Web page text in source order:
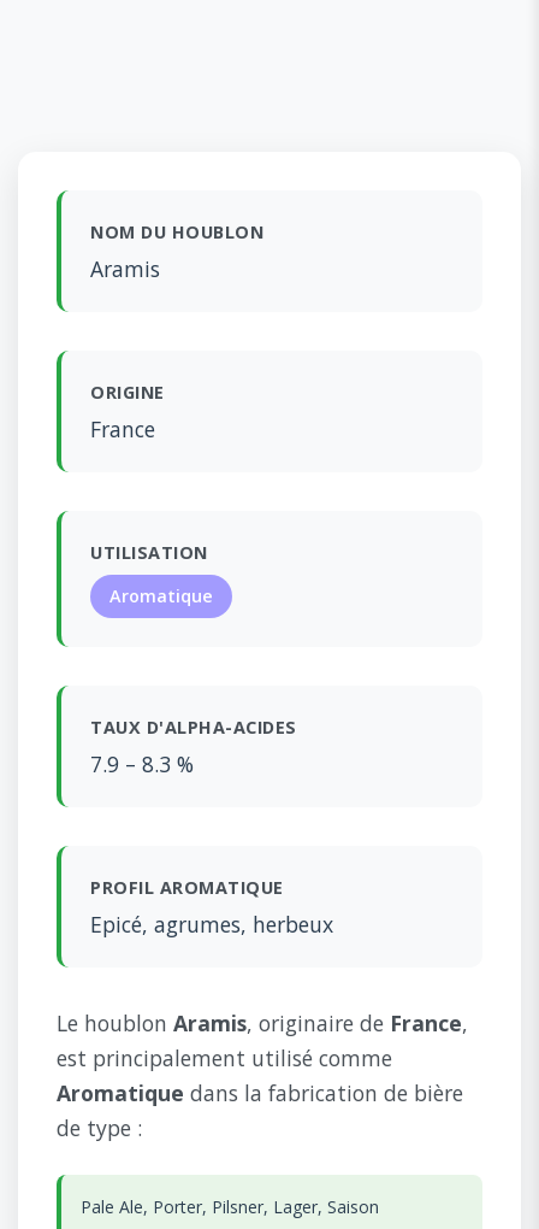
NOM DU HOUBLON
Aramis
ORIGINE
France
UTILISATION
Aromatique
TAUX D'ALPHA-ACIDES
7.9 – 8.3 %
PROFIL AROMATIQUE
Epicé, agrumes, herbeux
Le houblon Aramis, originaire de France,
est principalement utilisé comme
Aromatique dans la fabrication de bière
de type :
Pale Ale, Porter, Pilsner, Lager, Saison